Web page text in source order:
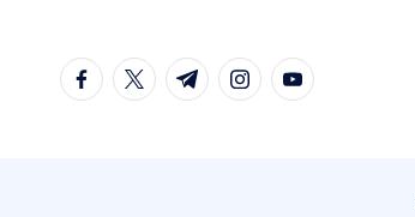
facebook.com
twitter.com
t.me instagram.com
youtube.com